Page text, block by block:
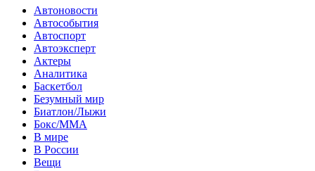
Автоновости
Автособытия
Автоспорт
Автоэксперт
Актеры
Аналитика
Баскетбол
Безумный мир
Биатлон/Лыжи
Бокс/MMA
В мире
В России
Вещи